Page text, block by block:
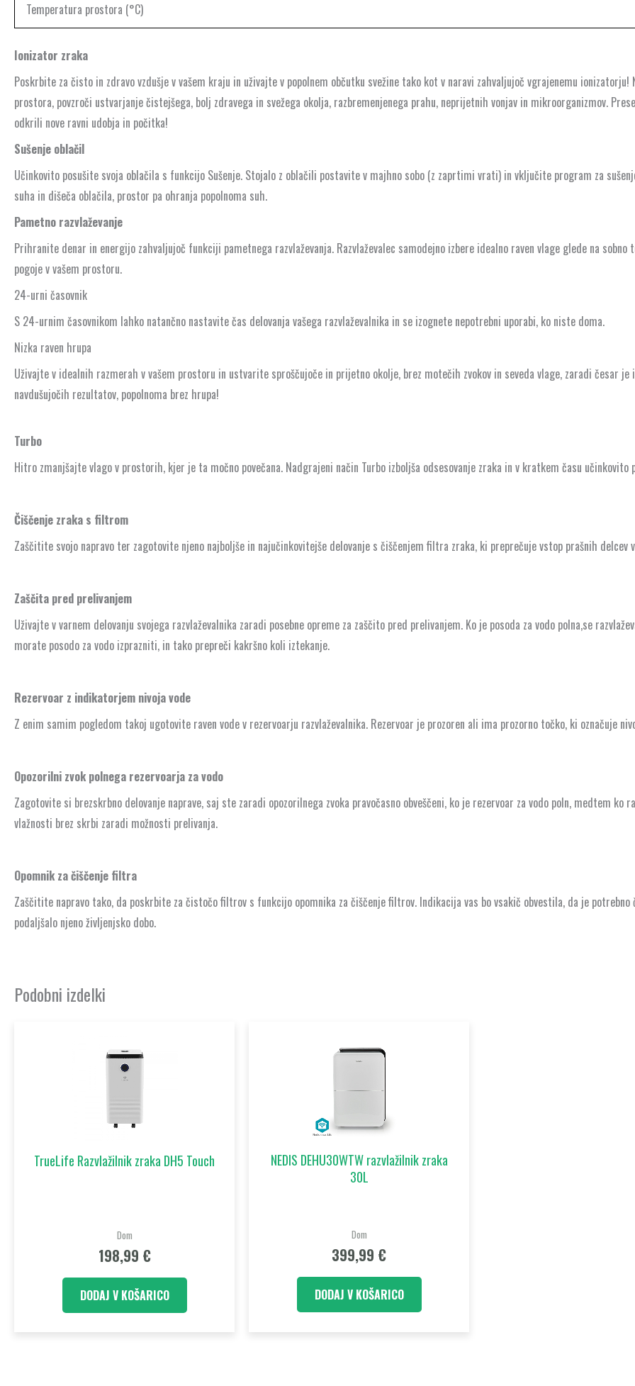
Temperatura prostora (°C)
Ionizator zraka
Poskrbite za čisto in zdravo vzdušje v vašem kraju in uživajte v popolnem občutku svežine tako kot v naravi zahvaljujoč vgrajenemu
prostora, povzroči ustvarjanje čistejšega, bolj zdravega in svežega okolja, razbremenjenega prahu, neprijetnih vonjav in mikroorganizmov.
odkrili nove ravni udobja in počitka!
Sušenje oblačil
Učinkovito posušite svoja oblačila s funkcijo Sušenje. Stojalo z oblačili postavite v majhno sobo (z zaprtimi vrati) in vključite program za
suha in dišeča oblačila, prostor pa ohranja popolnoma suh.
Pametno razvlaževanje
Prihranite denar in energijo zahvaljujoč funkciji pametnega razvlaževanja. Razvlaževalec samodejno izbere idealno raven vlage glede na
pogoje v vašem prostoru.
24-urni časovnik
S 24-urnim časovnikom lahko natančno nastavite čas delovanja vašega razvlaževalnika in se izognete nepotrebni uporabi, ko niste doma.
Nizka raven hrupa
Uživajte v idealnih razmerah v vašem prostoru in ustvarite sproščujoče in prijetno okolje, brez motečih zvokov in seveda vlage, zaradi česar
navdušujočih rezultatov, popolnoma brez hrupa!
Turbo
Hitro zmanjšajte vlago v prostorih, kjer je ta močno povečana. Nadgrajeni način Turbo izboljša odsesovanje zraka in v kratkem času
Čiščenje zraka s filtrom
Zaščitite svojo napravo ter zagotovite njeno najboljše in najučinkovitejše delovanje s čiščenjem filtra zraka, ki preprečuje vstop prašnih
Zaščita pred prelivanjem
Uživajte v varnem delovanju svojega razvlaževalnika zaradi posebne opreme za zaščito pred prelivanjem. Ko je posoda za vodo polna,se
morate posodo za vodo izprazniti, in tako prepreči kakršno koli iztekanje.
Rezervoar z indikatorjem nivoja vode
Z enim samim pogledom takoj ugotovite raven vode v rezervoarju razvlaževalnika. Rezervoar je prozoren ali ima prozorno točko, ki označuje
Opozorilni zvok polnega rezervoarja za vodo
Zagotovite si brezskrbno delovanje naprave, saj ste zaradi opozorilnega zvoka pravočasno obveščeni, ko je rezervoar za vodo poln, medtem
vlažnosti brez skrbi zaradi možnosti prelivanja.
Opomnik za čiščenje filtra
Zaščitite napravo tako, da poskrbite za čistočo filtrov s funkcijo opomnika za čiščenje filtrov. Indikacija vas bo vsakič obvestila, da je
podaljšalo njeno življenjsko dobo.
Podobni izdelki
TrueLife Razvlažilnik zraka DH5 Touch
Dom
198,99 €
DODAJ V KOŠARICO
NEDIS DEHU30WTW razvlažilnik zraka
30L
Dom
399,99 €
DODAJ V KOŠARICO